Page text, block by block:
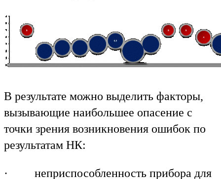
В результате можно выделить факторы,
вызывающие наибольшее опасение с
точки зрения возникновения ошибок по
результатам НК:
· неприспособленность прибора для